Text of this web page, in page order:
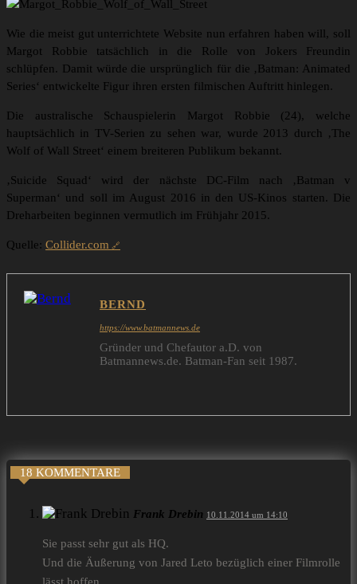
Wie die meist gut unterrichtete Website nun erfahren haben will, soll
Margot Robbie tatsächlich in die Rolle von Jokers Freundin
schlüpfen. Damit würde die ursprünglich für die ‚Batman: Animated
Series‘ entwickelte Figur ihren ersten filmischen Auftritt hinlegen.
Die australische Schauspielerin Margot Robbie (24), welche
hauptsächlich in TV-Serien zu sehen war, wurde 2013 durch ‚The
Wolf of Wall Street‘ einem breiteren Publikum bekannt.
‚Suicide Squad‘ wird der nächste DC-Film nach ‚Batman v
Superman‘ und soll im August 2016 in den US-Kinos starten. Die
Dreharbeiten beginnen vermutlich im Frühjahr 2015.
Quelle: Collider.com
BERND
https://www.batmannews.de
Gründer und Chefautor a.D. von
Batmannews.de. Batman-Fan seit 1987.
18 KOMMENTARE
Frank Drebin 10.11.2014 um 14:10
Sie passt sehr gut als HQ.
Und die Äußerung von Jared Leto bezüglich einer Filmrolle